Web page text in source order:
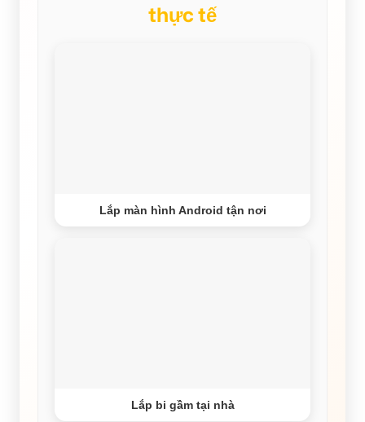
thực tế
Lắp màn hình Android tận nơi
Lắp bi gầm tại nhà